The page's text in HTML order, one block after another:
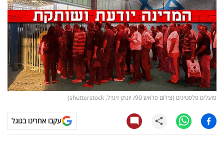
רכילות
עסקית
קריפטו
ויראלי
טלוויזיה
עסקי
ספורט
פועלים פלסטינים (צילום פלאש 90/ יונתן זינדל, shutterstock)
עקבו אחרינו בגוגל